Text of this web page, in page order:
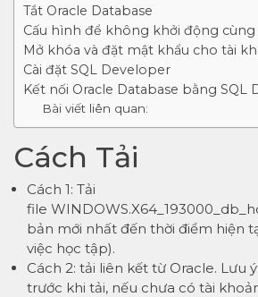
Tắt Oracle Database
Cấu hình để không khởi động
Mở khóa và đặt mật khẩu cho tài
Cài đặt SQL Developer
Kết nối Oracle Database bằng SQL
Bài viết liên quan:
Cách Tải
Cách 1: Tải
file
bản mới nhất đến thời điểm hiện
việc học tập).
Cách 2: tải liên kết từ Oracle. Lưu
trước khi tải, nếu chưa có tài